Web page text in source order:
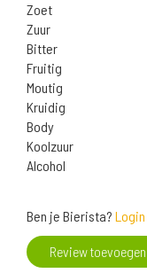
Zoet
Zuur
Bitter
Fruitig
Moutig
Kruidig
Body
Koolzuur
Alcohol
Ben je Bierista? Login
Review toevoegen